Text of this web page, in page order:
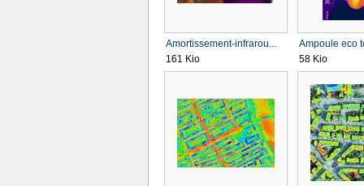
Amortissement-infrarou...
161 Kio
Ampoule eco
58 Kio